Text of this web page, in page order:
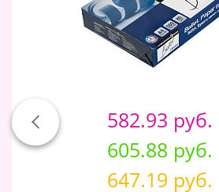
582.93 руб.
605.88 руб.
647.19 руб.